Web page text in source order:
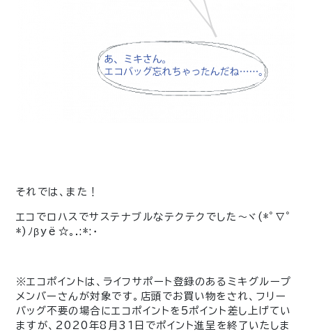
それでは、また！
エコでロハスでサステナブルなテクテクでした～ ヾ(*ﾟ∇ﾟ
*)ﾉβyё☆｡.:*:・
※エコポイントは、ライフサポート登録のあるミキグループ
メンバーさんが対象です。店頭でお買い物をされ、フリー
バッグ不要の場合にエコポイントを5ポイント差し上げてい
ますが、2020年8月31日でポイント進呈を終了いたしま